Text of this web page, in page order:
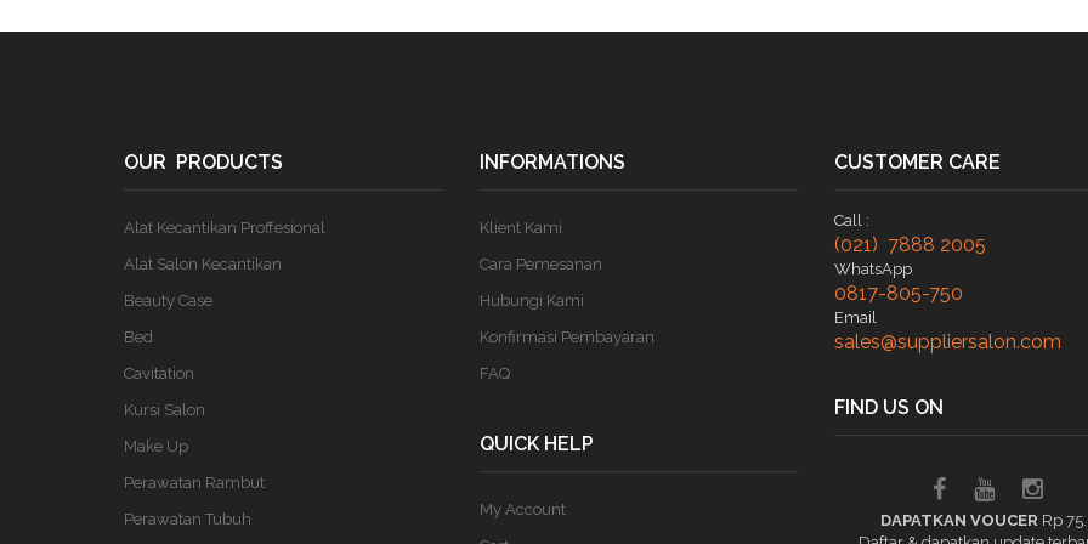
OUR PRODUCTS
Alat Kecantikan Proffesional
Alat Salon Kecantikan
Beauty Case
Bed
Cavitation
Kursi Salon
Make Up
Perawatan Rambut
Perawatan Tubuh
INFORMATIONS
Klient Kami
Cara Pemesanan
Hubungi Kami
Konfirmasi Pembayaran
FAQ
QUICK HELP
My Account
CUSTOMER CARE
Call :
(021) 7888 2005
WhatsApp
0817-805-750
Email
sales@suppliersalon.com
FIND US ON
DAPATKAN VOUCER Rp